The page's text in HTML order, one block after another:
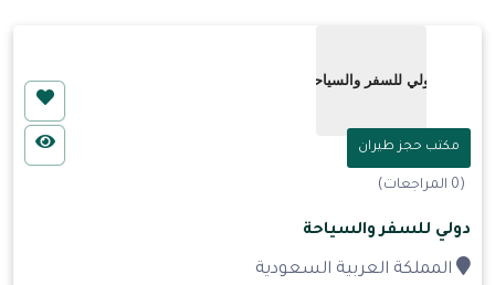
مكتب حجز طيران
(0 المراجعات)
دولي للسفر والسياحة
المملكة العربية السعودية